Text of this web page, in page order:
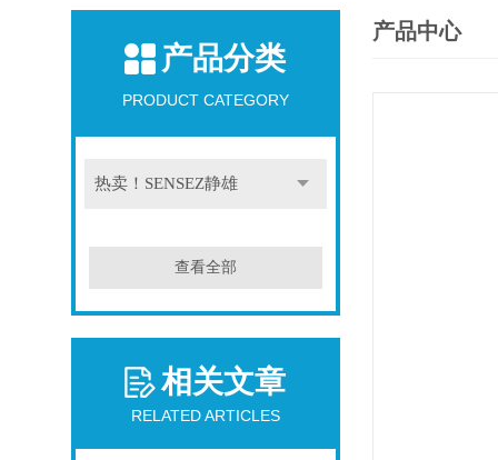
产品分类
PRODUCT CATEGORY
热卖！SENSEZ静雄
查看全部
相关文章
RELATED ARTICLES
产品中心